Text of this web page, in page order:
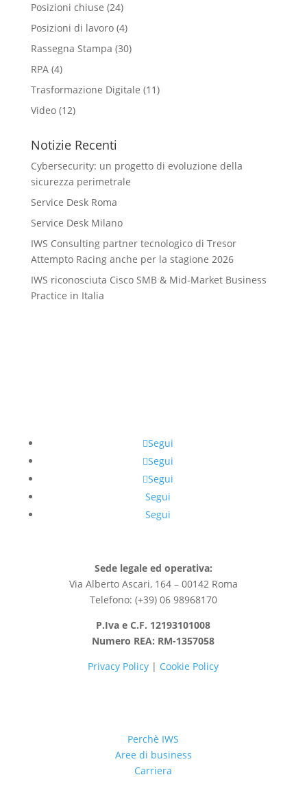
Posizioni chiuse (24)
Posizioni di lavoro(4)
Rassegna Stampa (30)
RPA(4)
Trasformazione Digitale (11)
Video(12)
Notizie Recenti
Cybersecurity: un progetto di evoluzione della
sicurezza perimetrale
Service Desk Roma
Service Desk Milano
IWS Consulting partner tecnologico di Tresor
Attempto Racing anche per la stagione 2026
IWS riconosciuta Cisco SMB & Mid-Market Business
Practice in Italia
Segui
Segui
Segui
Segui
Segui
Sede legale ed operativa:
Via Alberto Ascari, 164 – 00142 Roma
Telefono: (+39) 06 98968170
P.Iva e C.F. 12193101008
Numero REA: RM-1357058
Privacy Policy | Cookie Policy
Perchè IWS
Aree di business
Carriera